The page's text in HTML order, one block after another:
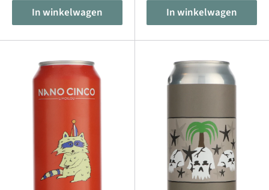
In winkelwagen In winkelwagen